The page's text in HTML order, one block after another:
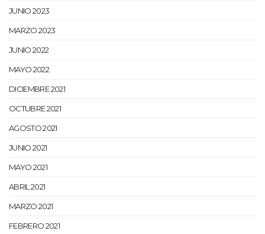
JUNIO 2023
MARZO 2023
JUNIO 2022
MAYO 2022
DICIEMBRE 2021
OCTUBRE 2021
AGOSTO 2021
JUNIO 2021
MAYO 2021
ABRIL 2021
MARZO 2021
FEBRERO 2021